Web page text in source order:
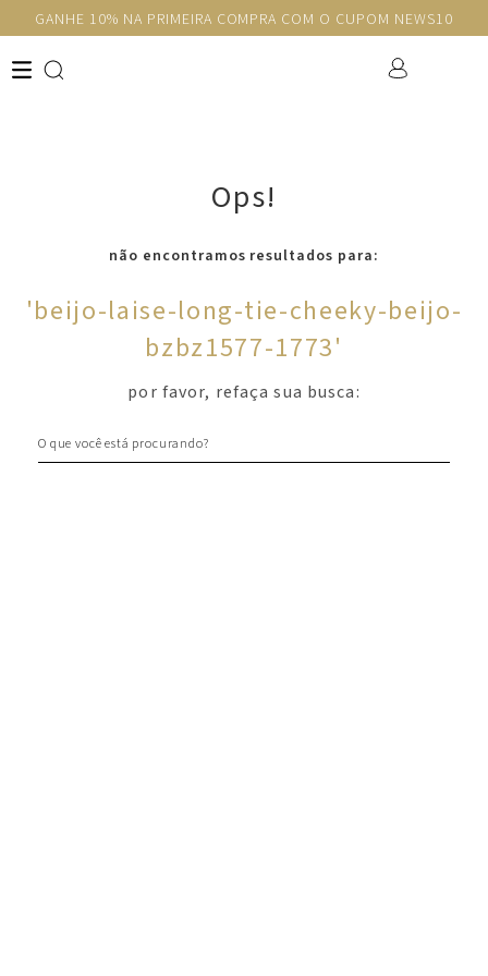
GANHE 10% NA PRIMEIRA COMPRA COM O CUPOM NEWS10
Ops!
não encontramos resultados para:
'beijo-laise-long-tie-cheeky-beijo-
bzbz1577-1773'
por favor, refaça sua busca: